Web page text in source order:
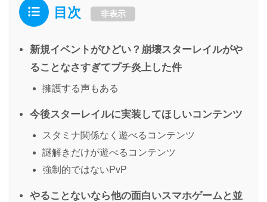
目次 非表示
新規イベントがひどい？崩壊スターレイルがや
ることなさすぎてプチ炎上した件
擁護する声もある
今後スターレイルに実装してほしいコンテンツ
スタミナ関係なく遊べるコンテンツ
謎解きだけが遊べるコンテンツ
強制的ではないPvP
やることないなら他の面白いスマホゲームと並